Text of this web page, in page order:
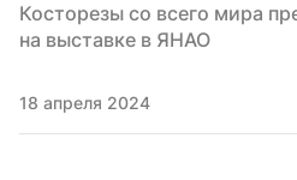
Косторезы со всего мира
на выставке в ЯНАО
18 апреля 2024